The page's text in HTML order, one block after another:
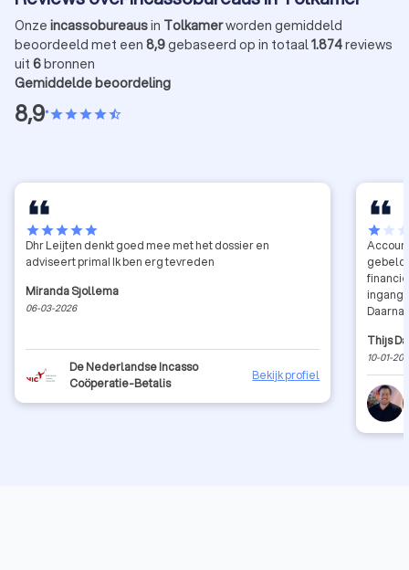
Onze incassobureausin Tolkamerworden gemiddeld
beoordeeld met een 8,9gebaseerd op in totaal1.874reviews
uit 6bronnen
Gemiddelde beoordeling
8,9•starstarstarstarstar_half
starstarstarstarstar
Dhr Leijten denkt goed mee met het dossier en
adviseert prima! Ik ben erg tevreden
Miranda Sjollema
06-03-2026
De Nederlandse Incasso
Coöperatie-Betalis
Bekijk profiel
starstar
gebeld
ingang
en
Thijs
10-01-